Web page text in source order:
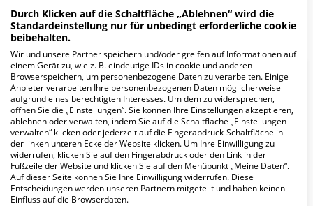
Mehr Informationen
FAQ
Hier ﬁnden Sie häuﬁg gestellte Fragen zu dieser Klinik.
Wie lautet die Adresse von MVZ
Hausarztzentrum Charlottenburg?
Durch Klicken auf die Schaltfläche „Ablehnen“ wird die
Standardeinstellung nur für unbedingt erforderliche cookie
beibehalten.
Wir und unsere Partner speichern und/oder greifen auf Informationen auf
einem Gerät zu, wie z. B. eindeutige IDs in cookie und anderen
Browserspeichern, um personenbezogene Daten zu verarbeiten. Einige
Anbieter verarbeiten Ihre personenbezogenen Daten möglicherweise
aufgrund eines berechtigten Interesses. Um dem zu widersprechen,
öffnen Sie die „Einstellungen“. Sie können Ihre Einstellungen akzeptieren,
ablehnen oder verwalten, indem Sie auf die Schaltfläche „Einstellungen
verwalten“ klicken oder jederzeit auf die Fingerabdruck-Schaltfläche in
der linken unteren Ecke der Website klicken. Um Ihre Einwilligung zu
widerrufen, klicken Sie auf den Fingerabdruck oder den Link in der
Fußzeile der Website und klicken Sie auf den Menüpunkt „Meine Daten“.
Auf dieser Seite können Sie Ihre Einwilligung widerrufen. Diese
Entscheidungen werden unseren Partnern mitgeteilt und haben keinen
Einfluss auf die Browserdaten.